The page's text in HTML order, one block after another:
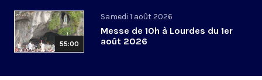
55:00
Samedi 1 août 2026
Messe de 10h à Lourdes du 1er
août 2026